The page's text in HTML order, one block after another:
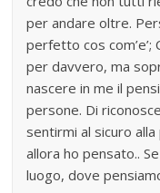
per andare oltre.
perfetto cos
per davvero, ma
nascere in me il
persone. Di
sentirmi al sicuro
allora ho pensato..
luogo, dove